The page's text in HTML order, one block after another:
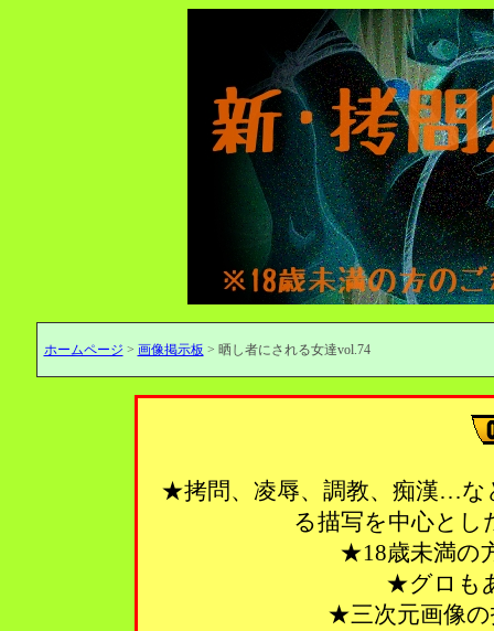
ホームページ > 画像掲示板 > 晒し者にされる女達vol.74
★拷問、凌辱、調教、痴漢…な
る描写を中心とし
★18歳未満の
★グロも
★三次元画像